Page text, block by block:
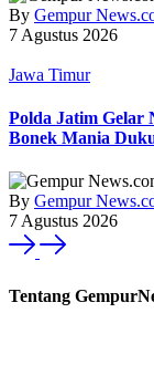
By Gempur
7 Agustus 2026
Jawa Timur
Polda Jatim Gelar
Bonek Mania
By Gempur
7 Agustus 2026
Tentang